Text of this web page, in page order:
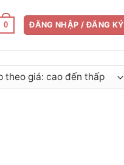
0 ĐĂNG NHẬP / ĐĂNG KÝ